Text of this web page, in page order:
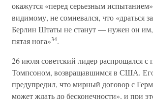
окажутся «перед серьезным
видимому, не сомневался, что «драться
Берлин Штаты не станут — нужен он им,
пятая нога»34.
26 июля советский лидер распрощался с
Томпсоном, возвращавшимся в США.
предупредил, что мирный договор с
может ждать до бесконечности», и при